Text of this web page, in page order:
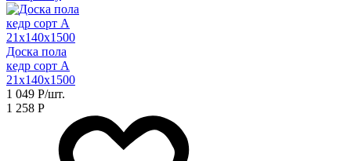
Доска пола
кедр сорт А
21х140х1500
1 049 Р/шт.
1 258 Р